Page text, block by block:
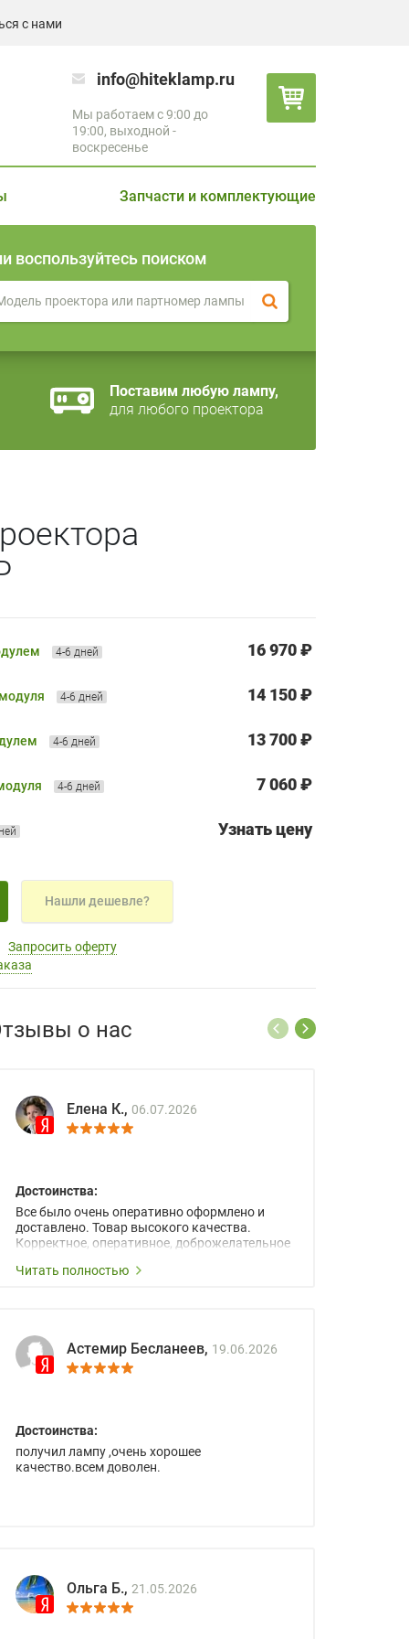
с нами
info@hiteklamp.ru
Мы работаем с 9:00 до
19:00, выходной -
воскресенье
Запчасти и комплектующие
воспользуйтесь поиском
Поставим любую лампу,
для любого проектора
4-6 дней 16 970 ₽
4-6 дней 14 150 ₽
4-6 дней 13 700 ₽
4-6 дней 7 060 ₽
Узнать цену
Нашли дешевле?
Запросить оферту
о нас
Елена К., 06.07.2026
Достоинства:
Все было очень оперативно оформлено и
доставлено. Товар высокого качества.
Корректное, оперативное, доброжелательное
Читать полностью
Астемир Бесланеев, 19.06.2026
Достоинства:
получил лампу ,очень хорошее
качество.всем доволен.
Ольга Б., 21.05.2026